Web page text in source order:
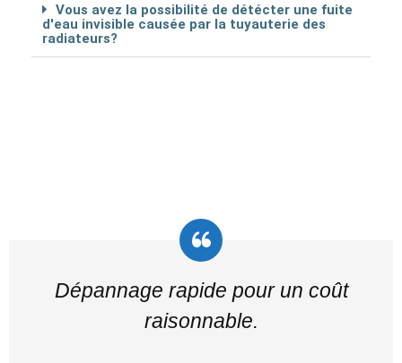
Vous avez la possibilité de détécter une fuite
d'eau invisible causée par la tuyauterie des
radiateurs?
Dépannage rapide pour un coût
raisonnable.